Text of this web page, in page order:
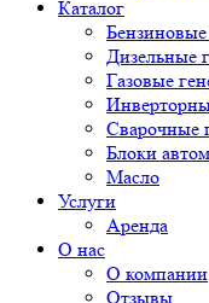
Каталог
Дизельные
Газовые
Сварочные
Блоки
Масло
Услуги
Аренда
О нас
О компании
Отзывы